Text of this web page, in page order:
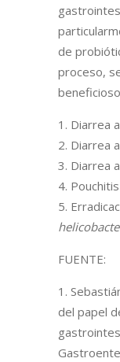
de
proceso,
Diarrea
Diarrea
Diarrea
Pouchitis
FUENTE:
del papel